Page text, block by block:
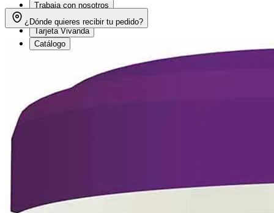
Trabaja con nosotros
Recetas
Tarjeta Vivanda
Catálogo
¿Dónde quieres recibir tu pedido?